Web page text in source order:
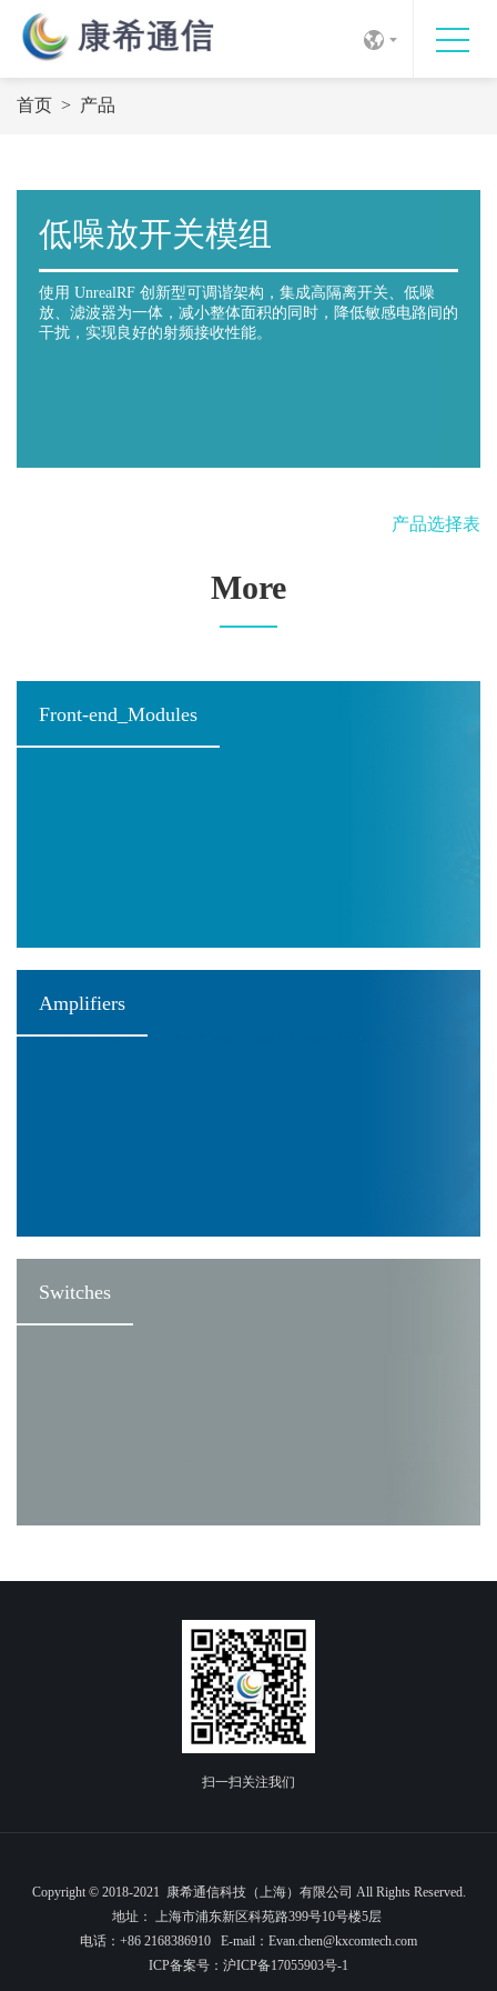
首页 > 产品
低噪放开关模组
使用 UnrealRF 创新型可调谐架构，集成高隔离开关、低噪
放、滤波器为一体，减小整体面积的同时，降低敏感电路间的
干扰，实现良好的射频接收性能。
产品选择表
More
Front-end_Modules
Amplifiers
Switches
扫一扫关注我们
Copyright © 2018-2021 康希通信科技（上海）有限公司 All Rights Reserved.
地址： 上海市浦东新区科苑路399号10号楼5层
电话：+86 2168386910 E-mail：Evan.chen@kxcomtech.com
ICP备案号： 沪ICP备17055903号-1